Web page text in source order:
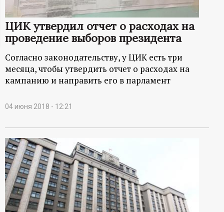
м
а
ц
и
о
н
н
ы
й
ЦИК утвердил отчет о расходах на
проведение выборов президента
Согласно законодательству, у ЦИК есть три
месяца, чтобы утвердить отчет о расходах на
кампанию и направить его в парламент
04 июня 2018 - 12:21